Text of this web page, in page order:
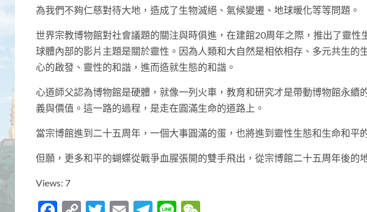
為我們不夠仁慈對待大地，造成了生物滅絕、氣候變遷、地球暖化等等問題。
世界宗教博物館對社會議題的關注與時俱進，在建館20周年之際，推出了靈
球體內部的影片主題是關於靈性。因為人類和大自然是相依相存、多元共生的
心的啟發、靈性的和諧，進而造就生態的和諧。
心道師父認為博物館是硬體，就像一列火車，教育和研究才是帶動博物館永續
義與價值。這一路的過程，是走在圓滿生命的道路上。
當宗博館進到二十五周年，一個大事圓滿的蛋，也將進到靈性生態和生命和平
但願，更多和平的蝴蝶從戰爭血腥張開的雙手飛出，從宗博館二十五周年後的
Views: 7